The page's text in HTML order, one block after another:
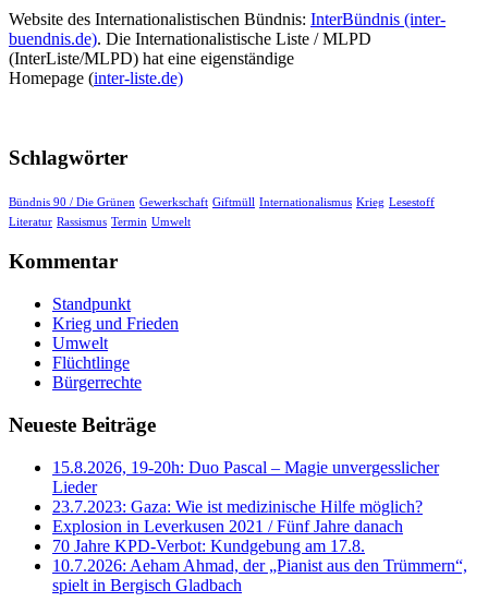
Website des Internationalistischen Bündnis: InterBündnis (inter-
buendnis.de). Die Internationalistische Liste / MLPD
(InterListe/MLPD) hat eine eigenständige
Homepage (inter-liste.de)
Schlagwörter
Bündnis 90 / Die Grünen Gewerkschaft Giftmüll Internationalismus Krieg Lesestoff
Literatur Rassismus Termin Umwelt
Kommentar
Standpunkt
Krieg und Frieden
Umwelt
Flüchtlinge
Bürgerrechte
Neueste Beiträge
15.8.2026, 19-20h: Duo Pascal – Magie unvergesslicher
Lieder
23.7.2023: Gaza: Wie ist medizinische Hilfe möglich?
Explosion in Leverkusen 2021 / Fünf Jahre danach
70 Jahre KPD‑Verbot: Kundgebung am 17.8.
10.7.2026: Aeham Ahmad, der „Pianist aus den Trümmern“,
spielt in Bergisch Gladbach